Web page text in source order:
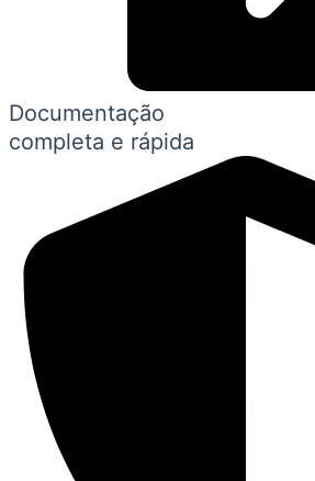
Documentação
completa e rápida